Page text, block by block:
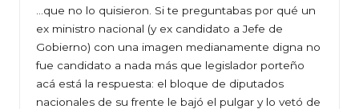
…que no lo quisieron. Si te preguntabas por qué un
ex ministro nacional (y ex candidato a Jefe de
Gobierno) con una imagen medianamente digna no
fue candidato a nada más que legislador porteño
acá está la respuesta: el bloque de diputados
nacionales de su frente le bajó el pulgar y lo vetó de